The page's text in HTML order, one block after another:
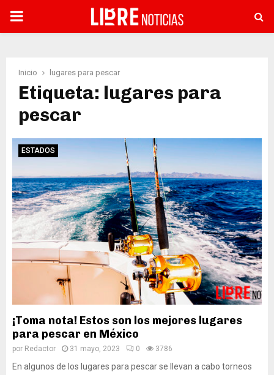
PRIMARY
Inicio lugares para pescar
Etiqueta: lugares para
pescar
ESTADOS
¡Toma nota! Estos son los mejores lugares
para pescar en México
por Redactor 31 mayo, 2023 0 3786
En algunos de los lugares para pescar se llevan a cabo torneos